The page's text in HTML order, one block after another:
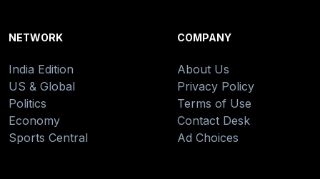
NETWORK
India Edition
US & Global
Politics
Economy
Sports Central
COMPANY
About Us
Privacy Policy
Terms of Use
Contact Desk
Ad Choices